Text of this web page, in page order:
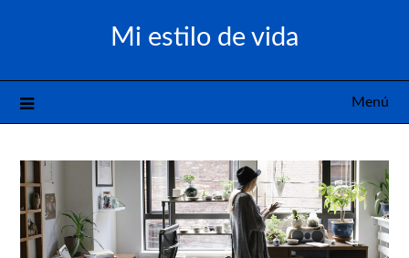
Mi estilo de vida
Menú